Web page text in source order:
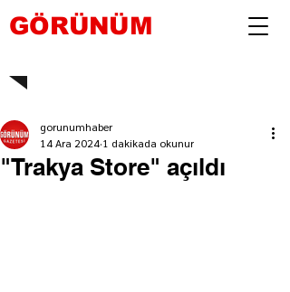
GÖRÜNÜM
"Trakya Store" açıldı
gorunumhaber
14 Ara 2024 1 dakikada okunur